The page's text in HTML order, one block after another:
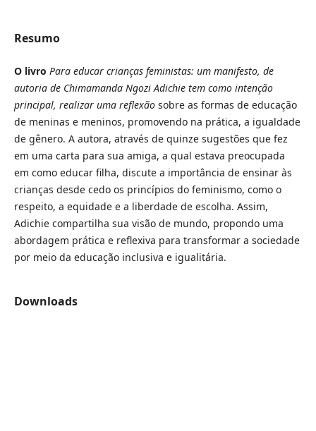
Resumo
O livro Para educar crianças feministas: um manifesto, de
autoria de Chimamanda Ngozi Adichie tem como intenção
principal, realizar uma reflexão sobre as formas de educação
de meninas e meninos, promovendo na prática, a igualdade
de gênero. A autora, através de quinze sugestões que fez
em uma carta para sua amiga, a qual estava preocupada
em como educar filha, discute a importância de ensinar às
crianças desde cedo os princípios do feminismo, como o
respeito, a equidade e a liberdade de escolha. Assim,
Adichie compartilha sua visão de mundo, propondo uma
abordagem prática e reflexiva para transformar a sociedade
por meio da educação inclusiva e igualitária.
Downloads